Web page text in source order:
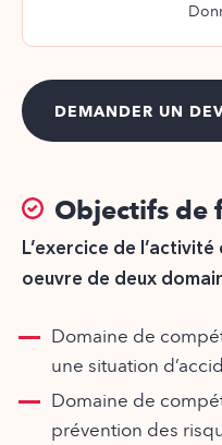
Objectifs de
L’exercice de
oeuvre de deux
Domaine de
une situation
Domaine de
prévention des
DEMANDER UN